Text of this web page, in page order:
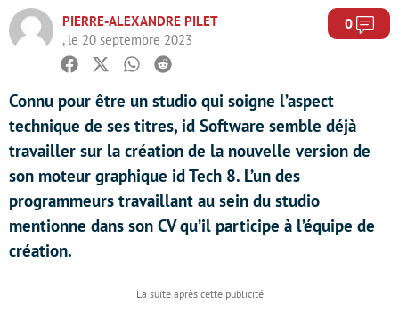
PIERRE-ALEXANDRE PILET
, le 20 septembre 2023
0
Facebook
TwitterWhatsapp
Reddit
Connu pour être un studio qui soigne l’aspect
technique de ses titres, id Software semble déjà
travailler sur la création de la nouvelle version de
son moteur graphique id Tech 8. L’un des
programmeurs travaillant au sein du studio
mentionne dans son CV qu’il participe à l’équipe de
création.